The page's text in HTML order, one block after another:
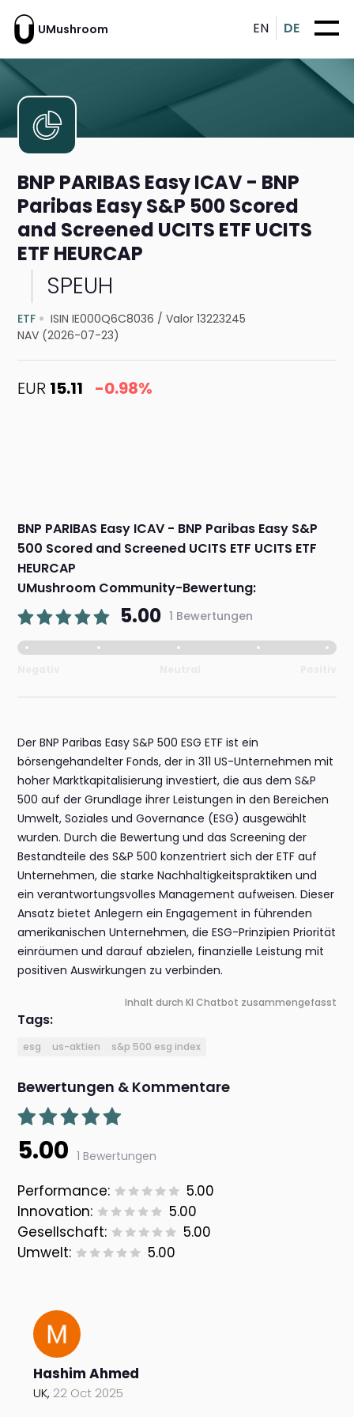
UMushroom EN DE
BNP PARIBAS Easy ICAV - BNP
Paribas Easy S&P 500 Scored
and Screened UCITS ETF UCITS
ETF HEURCAP
SPEUH
ETF ISIN IE000Q6C8036 /Valor 13223245
NAV (2026-07-23)
EUR 15.11 -0.98%
BNP PARIBAS Easy ICAV - BNP Paribas Easy S&P
500 Scored and Screened UCITS ETF UCITS ETF
HEURCAP
UMushroom Community-Bewertung:
5.00 1 Bewertungen
Der BNP Paribas Easy S&P 500 ESG ETF ist ein
börsengehandelter Fonds, der in 311 US-Unternehmen mit
hoher Marktkapitalisierung investiert, die aus dem S&P
500 auf der Grundlage ihrer Leistungen in den Bereichen
Umwelt, Soziales und Governance (ESG) ausgewählt
wurden. Durch die Bewertung und das Screening der
Bestandteile des S&P 500 konzentriert sich der ETF auf
Unternehmen, die starke Nachhaltigkeitspraktiken und
ein verantwortungsvolles Management aufweisen. Dieser
Ansatz bietet Anlegern ein Engagement in führenden
amerikanischen Unternehmen, die ESG-Prinzipien Priorität
einräumen und darauf abzielen, finanzielle Leistung mit
positiven Auswirkungen zu verbinden.
Inhalt durch KI Chatbot zusammengefasst
Tags:
esg us-aktien s&p 500 esg index
Bewertungen & Kommentare
5.00 1 Bewertungen
Performance:
5.00
Innovation:
5.00
Gesellschaft:
5.00
Umwelt:
5.00
Hashim Ahmed
UK, 22 Oct 2025